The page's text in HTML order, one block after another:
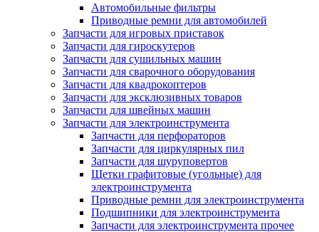
Автомобильные фильтры
Приводные ремни для автомобилей
Запчасти для игровых приставок
Запчасти для гироскутеров
Запчасти для сушильных машин
Запчасти для сварочного оборудования
Запчасти для квадрокоптеров
Запчасти для эксклюзивных товаров
Запчасти для швейных машин
Запчасти для электроинструмента
Запчасти для перфораторов
Запчасти для циркулярных пил
Запчасти для шуруповертов
Щетки графитовые (угольные) для
электроинструмента
Приводные ремни для электроинструмента
Подшипники для электроинструмента
Запчасти для электроинструмента прочее